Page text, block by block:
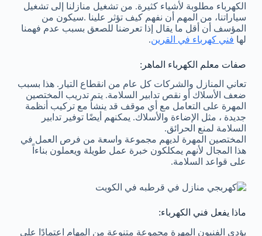
الكهرباء مطلوبة لأشياء كثيرة. من تشغيل منازلنا إلى تشغيل
سياراتنا، من المهم أن نفهم كيف تؤثر علينا .سيكون من
المؤسف أن أقل ما يقال إذا تعرضنا للصعق بسبب عدم فهمنا
لها فني كهرباء في القرين.
صفات معلم الكهرباء الماهر:
تعاني المنازل والشركات كل عام من انقطاع التيار. هذا بسبب
ضعف الأسلاك أو نقص تدابير السلامة. يتم تدريب المختصين
المهرة على التعامل مع أي موقف قد ينشأ مع تركيب أنظمة
جديدة ، مثل الإضاءة والأسلاك. يمكنهم أيضًا توفير تدابير
السلامة لمنع الحرائق.
المختصين المهرة لديهم مجموعة واسعة من فرص العمل في
هذا المجال لأنهم يمكلكون خبرة عمل طويلة ويعملون بناءاً
على قواعد السلامة.
ماذا يفعل فني الكهرباء:
يؤدي الفنيون المهرة مجموعة متنوعة من المهام اعتمادًا على